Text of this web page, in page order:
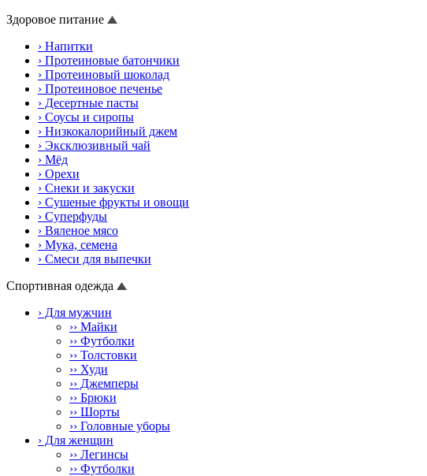
Здоровое питание
› Напитки
› Протеиновые батончики
› Протеиновый шоколад
› Протеиновое печенье
› Десертные пасты
› Соусы и сиропы
› Низкокалорийный джем
› Эксклюзивный чай
› Мёд
› Орехи
› Снеки и закуски
› Сушеные фрукты и овощи
› Cуперфуды
› Вяленое мясо
› Мука, семена
› Смеси для выпечки
Спортивная одежда
› Для мужчин
›› Майки
›› Футболки
›› Толстовки
›› Худи
›› Джемперы
›› Брюки
›› Шорты
›› Головные уборы
› Для женщин
›› Легинсы
›› Футболки